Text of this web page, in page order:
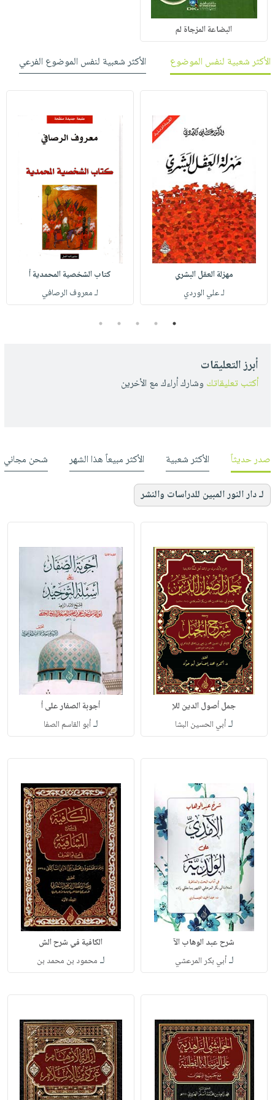
البضاعة المزجاة لم
الأكثر شعبية لنفس الموضوع الأكثر شعبية لنفس الموضوع الفرعي
مهزلة العقل البشري
لـ علي الوردي
كتاب الشخصية المحمدية أ
لـ معروف الرصافي
1
2
3
4
5
أبرز التعليقات
أكتب تعليقاتك وشارك أراءك مع الأخرين
صدر حديثاً الأكثر شعبية الأكثر مبيعاً هذا الشهر شحن مجاني
لـ دار النور المبين للدراسات والنشر
جمل أصول الدين للإ
لـأبي الحسين البشا
أجوبة الصفار على أ
لـأبو القاسم الصفا
شرح عبد الوهاب الآ
لـأبي بكر المرعشي
الكافية في شرح الش
لـ محمود بن محمد بن